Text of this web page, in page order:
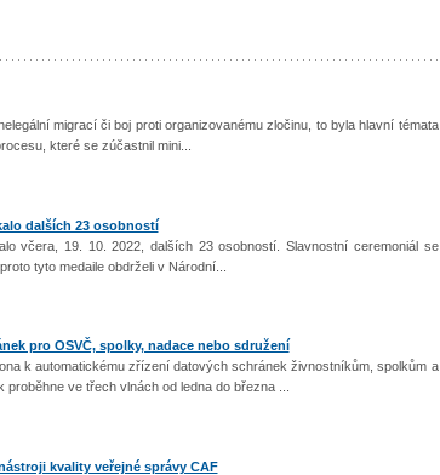
migrací či boj proti organizovanému zločinu, to byla hlavní témata
které se zúčastnil mini...
dalších 23 osobností
včera, 19. 10. 2022, dalších 23 osobností. Slavnostní ceremoniál se
tyto medaile obdrželi v Národní...
pro OSVČ, spolky, nadace nebo sdružení
k automatickému zřízení datových schránek živnostníkům, spolkům a
ve třech vlnách od ledna do března ...
kvality veřejné správy CAF